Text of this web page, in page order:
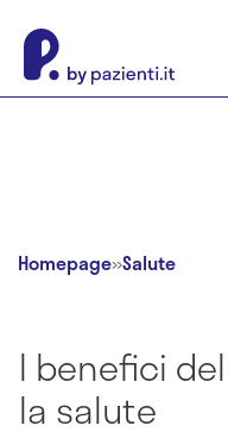
Homepage»Salute
I benefici
la salute